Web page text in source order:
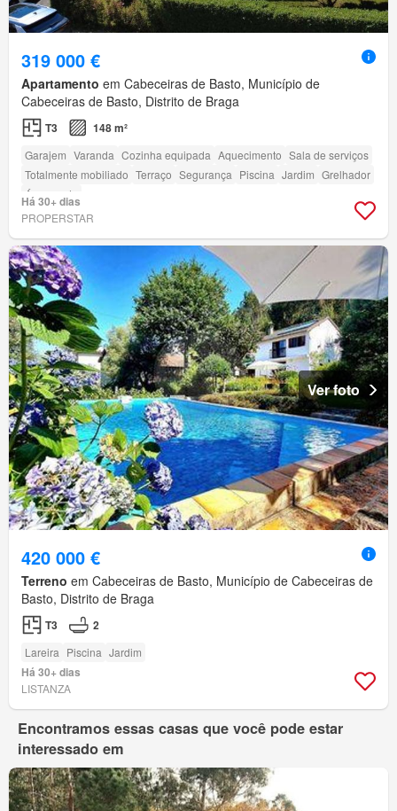
319 000 €
Apartamento em Cabeceiras de Basto, Município de
Cabeceiras de Basto, Distrito de Braga
T3 148 m²
Garajem Varanda Cozinha equipada Aquecimento Sala de serviços
Totalmente mobiliado Terraço Segurança Piscina Jardim Grelhador
Área verde
Há 30+ dias
PROPERSTAR
Ver foto
420 000 €
Terreno em Cabeceiras de Basto, Município de Cabeceiras de
Basto, Distrito de Braga
T3 2
Lareira Piscina Jardim
Há 30+ dias
LISTANZA
Encontramos essas casas que você pode estar
interessado em